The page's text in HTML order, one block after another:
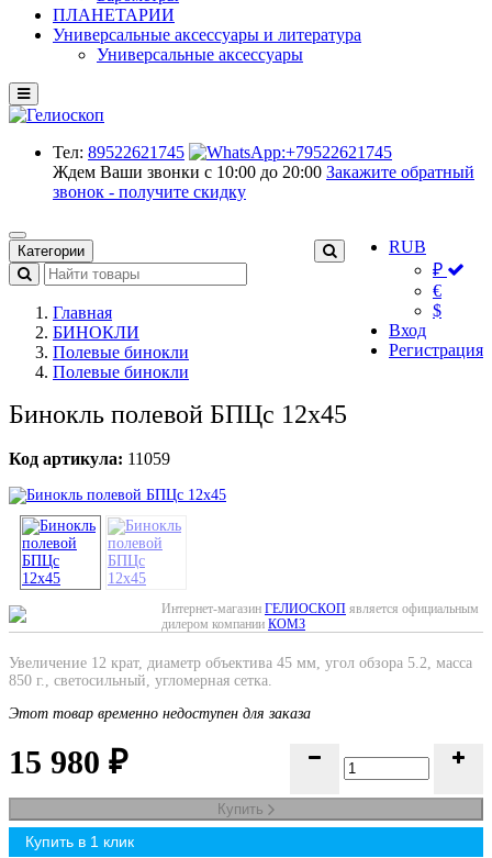
ПЛАНЕТАРИИ
Универсальные аксессуары и литература
Универсальные аксессуары
Тел: 89522621745
Ждем Ваши звонки с 10:00 до 20:00 Закажите обратный
звонок - получите скидку
RUB
₽
€
$
Вход
Регистрация
Категории
Главная
БИНОКЛИ
Полевые бинокли
Полевые бинокли
Бинокль полевой БПЦс 12x45
Код артикула: 11059
Интернет-магазин ГЕЛИОСКОП является официальным
дилером компании КОМЗ
Увеличение 12 крат, диаметр объектива 45 мм, угол обзора 5.2, масса
850 г., светосильный, угломерная сетка.
Этот товар временно недоступен для заказа
15 980 ₽
Купить